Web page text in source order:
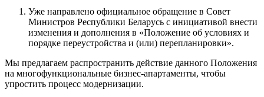
Уже направлено официальное обращение в Совет
Министров Республики Беларусь с инициативой внести
изменения и дополнения в «Положение об условиях и
порядке переустройства и (или) перепланировки».
Мы предлагаем распространить действие данного Положения
на многофункциональные бизнес-апартаменты, чтобы
упростить процесс модернизации.